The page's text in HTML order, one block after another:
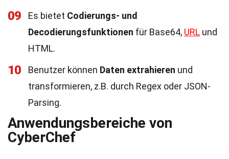
09 Es bietet Codierungs- und
Decodierungsfunktionen für Base64, URL und
HTML.
10 Benutzer können Daten extrahieren und
transformieren, z.B. durch Regex oder JSON-
Parsing.
Anwendungsbereiche von
CyberChef